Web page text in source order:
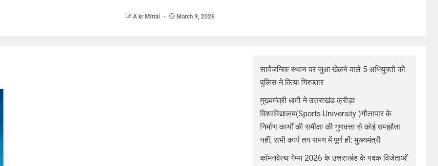
A kr Mittal March 9, 2026
सार्वजनिक स्थान पर जुआ खेलने वाले 5 अभियुक्तों को
पुलिस ने किया गिरफ्तार
मुख्यमंत्री धामी ने उत्तराखंड क्रीड़ा
विश्वविद्यालय(Sports University )गौलापार के
निर्माण कार्यों की समीक्षा की गुणवत्ता से कोई समझौता
नहीं, सभी कार्य तय समय में पूर्ण हों: मुख्यमंत्री
कॉमनवेल्थ गेम्स 2026 के उत्तराखंड के पदक विजेताओं